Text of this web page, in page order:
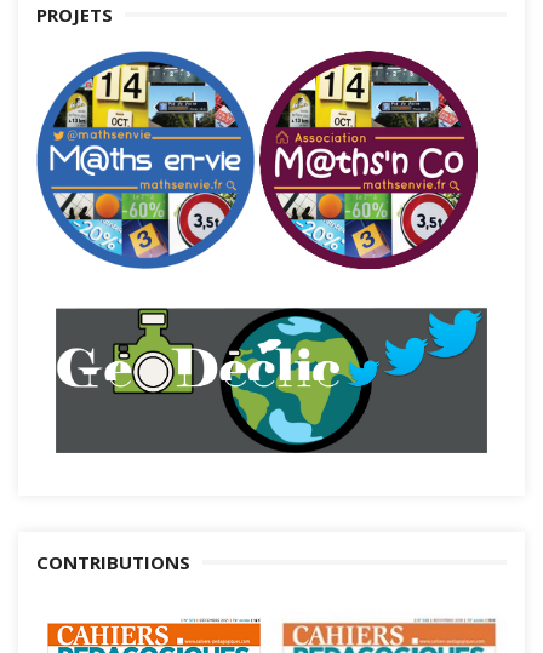
PROJETS
CONTRIBUTIONS